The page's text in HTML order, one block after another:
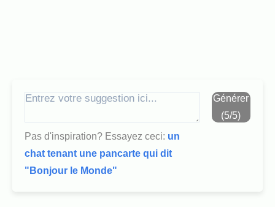
Pas d'inspiration? Essayez ceci: un
chat tenant une pancarte qui dit
"Bonjour le Monde"
Générer
(5/5)